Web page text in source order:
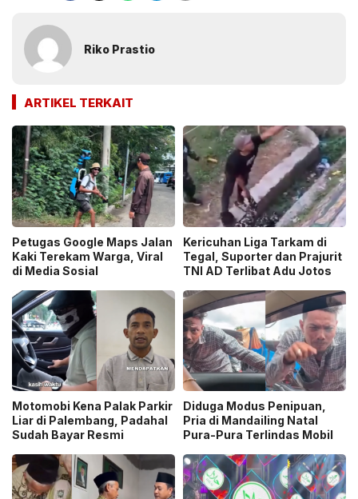
Riko Prastio
ARTIKEL TERKAIT
Petugas Google Maps Jalan
Kaki Terekam Warga, Viral
di Media Sosial
Kericuhan Liga Tarkam di
Tegal, Suporter dan Prajurit
TNI AD Terlibat Adu Jotos
Motomobi Kena Palak Parkir
Liar di Palembang, Padahal
Sudah Bayar Resmi
Diduga Modus Penipuan,
Pria di Mandailing Natal
Pura-Pura Terlindas Mobil